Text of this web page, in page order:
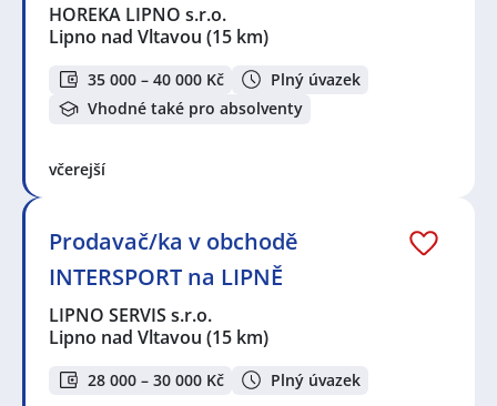
HOREKA LIPNO s.r.o.
Lipno nad Vltavou (15 km)
35 000 – 40 000 Kč
Plný úvazek
Vhodné také pro absolventy
včerejší
Prodavač/ka v obchodě
INTERSPORT na LIPNĚ
LIPNO SERVIS s.r.o.
Lipno nad Vltavou (15 km)
28 000 – 30 000 Kč Plný úvazek